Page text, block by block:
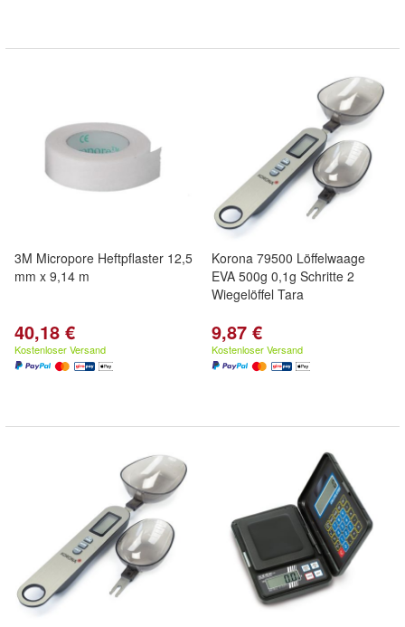
3M Micropore Heftpflaster 12,5
mm x 9,14 m
40,18 €
Kostenloser Versand
Korona 79500 Löffelwaage
EVA 500g 0,1g Schritte 2
Wiegelöffel Tara
9,87 €
Kostenloser Versand